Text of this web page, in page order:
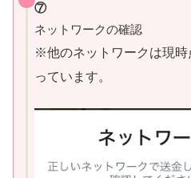
⑦
ネットワークの確認
※他のネットワークは現時
っています。